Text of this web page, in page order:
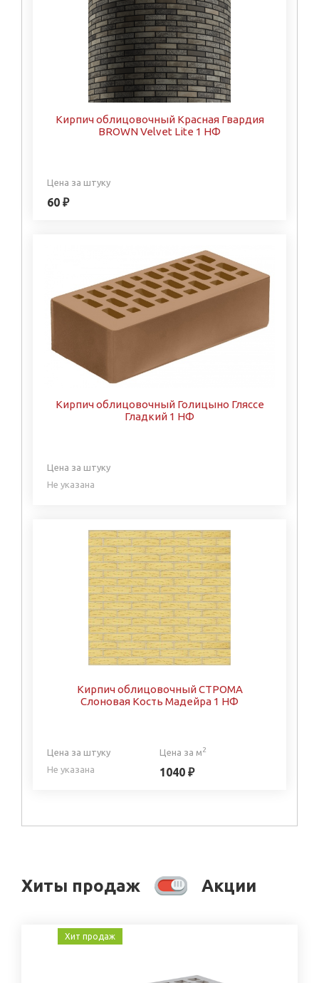
Кирпич облицовочный Красная Гвардия
BROWN Velvet Lite 1 НФ
Цена за штуку
60 ₽
Кирпич облицовочный Голицыно Гляссе
Гладкий 1 НФ
Цена за штуку
Не указана
Кирпич облицовочный СТРОМА
Слоновая Кость Мадейра 1 НФ
Цена за штуку
Не указана
Цена за м2
1040 ₽
Хиты продаж Акции
Хит продаж